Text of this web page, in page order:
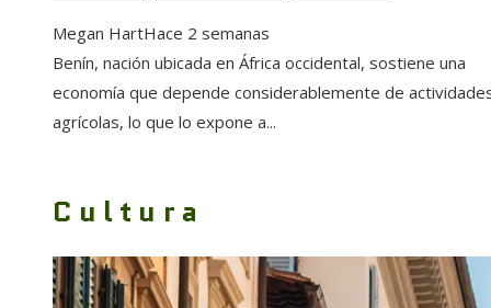
Megan HartHace 2 semanas
Benín, nación ubicada en África occidental, sostiene una
economía que depende considerablemente de
agrícolas, lo que lo expone a...
Cultura